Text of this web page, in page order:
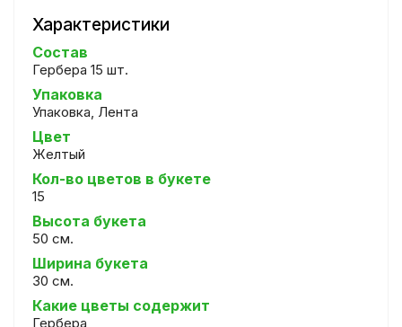
Характеристики
Состав
Гербера 15 шт.
Упаковка
Упаковка, Лента
Цвет
Желтый
Кол-во цветов в букете
15
Высота букета
50 см.
Ширина букета
30 см.
Какие цветы содержит
Гербера